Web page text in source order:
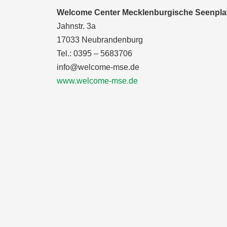
Welcome Center Mecklenburgische
Jahnstr. 3a
17033 Neubrandenburg
Tel.: 0395 – 5683706
info@welcome-mse.de
www.welcome-mse.de